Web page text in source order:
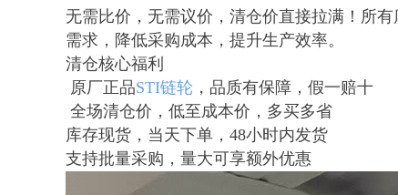
无需比价，无需议价，清仓价直接拉满！所
需求，降低采购成本，提升生产效率。
清仓核心福利
原厂正品STI链轮 ，品质有保障，假一赔十
全场清仓价，低至成本价，多买多省
库存现货，当天下单，48小时内发货
支持批量采购，量大可享额外优惠